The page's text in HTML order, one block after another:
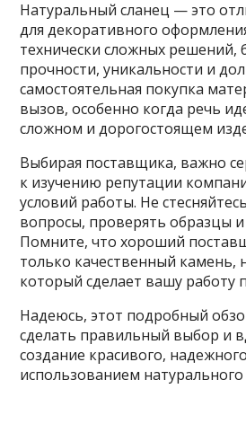
Натуральный сланец — это
для декоративного
технически сложных решений,
прочности, уникальности и
самостоятельная покупка
вызов, особенно когда речь
сложном и дорогостоящем
Выбирая поставщика, важно
к изучению репутации
условий работы. Не
вопросы, проверять образцы
Помните, что хороший
только качественный
который сделает вашу работу
Надеюсь, этот подробный
сделать правильный выбор и
создание красивого,
использованием натурального